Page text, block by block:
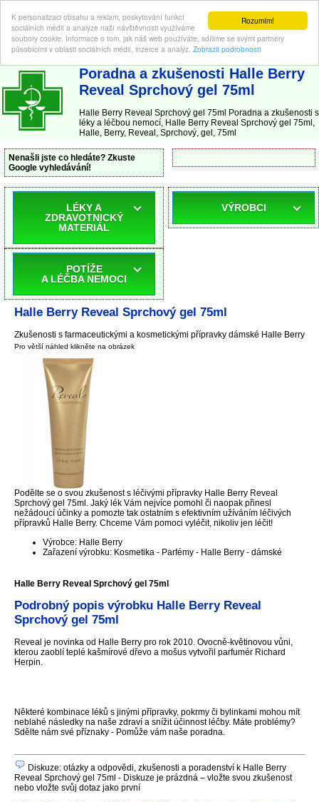
Rozumím!
K personalizaci obsahu a reklam, poskytování funkcí
sociálních médií a analýze naší návštěvnosti využíváme
soubory cookie. Informace o tom, jak náš web používáte, sdílíme se svými partnery
působícími v oblasti sociálních médií, inzerce a analýz. Zobrazit podrobnosti
ABC-LEKARNA.cz | Poradna a zkušenosti s léky a léčbou nemocí
Poradna a zkušenosti Halle Berry
Reveal Sprchový gel 75ml
Halle Berry Reveal Sprchový gel 75ml Poradna a zkušenosti s
léky a léčbou nemocí, Halle Berry Reveal Sprchový gel 75ml,
Halle, Berry, Reveal, Sprchový, gel, 75ml
Nenašli jste co hledáte? Zkuste
Google vyhledávání!
LÉKY A
ZDRAVOTNICKÝ
MATERIÁL
POTÍŽE
A LÉČBA NEMOCI
VÝROBCI
Halle Berry Reveal Sprchový gel 75ml
Zkušenosti s farmaceutickými a kosmetickými přípravky dámské Halle Berry
Pro větší náhled klikněte na obrázek
Podělte se o svou zkušenost s léčivými přípravky Halle Berry Reveal
Sprchový gel 75ml. Jaký lék Vám nejvíce pomohl či naopak přinesl
nežádoucí účinky a pomozte tak ostatním s efektivním užíváním léčivých
přípravků Halle Berry. Chceme Vám pomoci vyléčit, nikoliv jen léčit!
Výrobce: Halle Berry
Zařazení výrobku: Kosmetika - Parfémy - Halle Berry - dámské
Halle Berry Reveal Sprchový gel 75ml
Podrobný popis výrobku Halle Berry Reveal
Sprchový gel 75ml
Reveal je novinka od Halle Berry pro rok 2010. Ovocně-květinovou vůni,
kterou zaoblí teplé kašmírové dřevo a mošus vytvořil parfumér Richard
Herpin.
Některé kombinace léků s jinými přípravky, pokrmy či bylinkami mohou mít
neblahé následky na naše zdraví a snížit účinnost léčby. Máte problémy?
Sdělte nám své příznaky - Pomůže vám naše poradna.
Diskuze: otázky a odpovědi, zkušenosti a poradenství k Halle Berry
Reveal Sprchový gel 75ml - Diskuze je prázdná – vložte svou zkušenost
nebo vložte svůj dotaz jako první